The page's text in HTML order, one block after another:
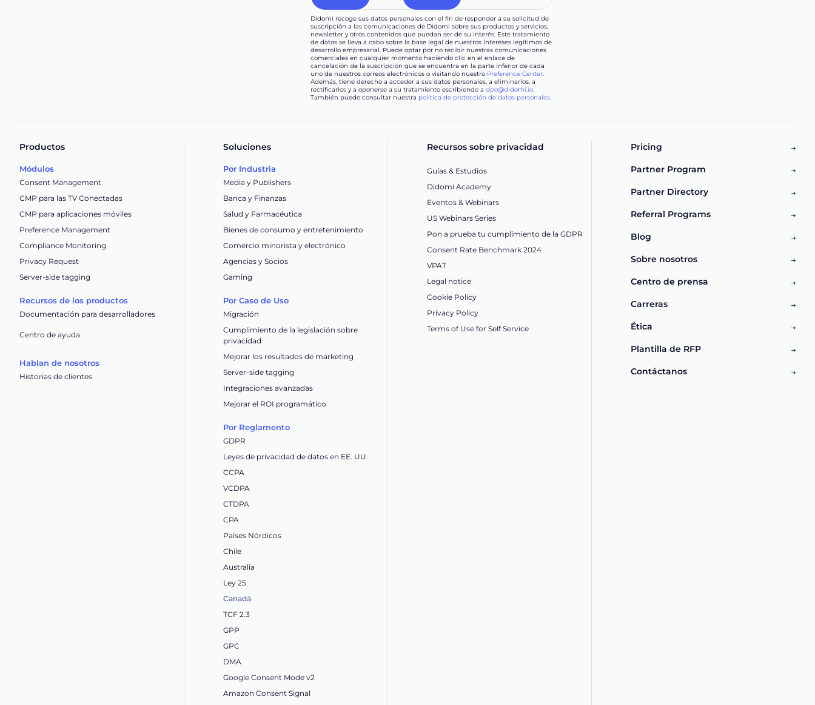
Didomi recoge sus datos personales con el fin de responder a su solicitud de
suscripción a las comunicaciones de Didomi sobre sus productos y servicios,
newsletter y otros contenidos que puedan ser de su interés. Este tratamiento
de datos se lleva a cabo sobre la base legal de nuestros intereses legítimos de
desarrollo empresarial. Puede optar por no recibir nuestras comunicaciones
comerciales en cualquier momento haciendo clic en el enlace de
cancelación de la suscripción que se encuentra en la parte inferior de cada
uno de nuestros correos electrónicos o visitando nuestro Preference Center.
Además, tiene derecho a acceder a sus datos personales, a eliminarlos, a
rectificarlos y a oponerse a su tratamiento escribiendo a dpo@didomi.io.
También puede consultar nuestra política de protección de datos personales.
Productos
Módulos
Consent Management
CMP para las TV Conectadas
CMP para aplicaciones móviles
Preference Management
Compliance Monitoring
Privacy Request
Server-side tagging
Recursos de los productos
Documentación para desarrolladores
Centro de ayuda
Hablan de nosotros
Historias de clientes
Soluciones
Por Industria
Media y Publishers
Banca y Finanzas
Salud y Farmacéutica
Bienes de consumo y entretenimiento
Comercio minorista y electrónico
Agencias y Socios
Gaming
Por Caso de Uso
Migración
Cumplimiento de la legislación sobre
privacidad
Mejorar los resultados de marketing
Server-side tagging
Integraciones avanzadas
Mejorar el ROI programático
Por Reglamento
GDPR
Leyes de privacidad de datos en EE. UU.
CCPA
VCDPA
CTDPA
CPA
Países Nórdicos
Chile
Australia
Ley 25
Canadá
TCF 2.3
GPP
GPC
DMA
Google Consent Mode v2
Amazon Consent Signal
Recursos sobre privacidad
Guías & Estudios
Didomi Academy
Eventos & Webinars
US Webinars Series
Pon a prueba tu cumplimiento de la GDPR
Consent Rate Benchmark 2024
VPAT
Legal notice
Cookie Policy
Privacy Policy
Terms of Use for Self Service
Pricing
Partner Program
Partner Directory
Referral Programs
Blog
Sobre nosotros
Centro de prensa
Carreras
Ética
Plantilla de RFP
Contáctanos